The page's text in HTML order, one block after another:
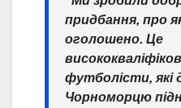
придбання, про
оголошено. Це
футболісти,
Чорноморцю